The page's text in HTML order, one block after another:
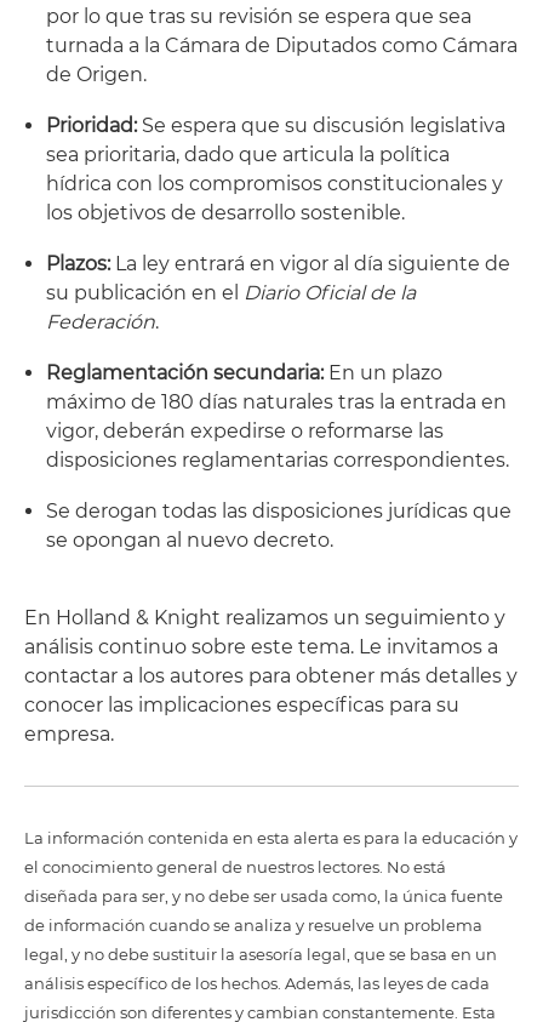
por lo que tras su revisión se espera que sea
turnada a la Cámara de Diputados como Cámara
de Origen.
Prioridad:Se espera que su discusión legislativa
sea prioritaria, dado que articula la política
hídrica con los compromisos constitucionales y
los objetivos de desarrollo sostenible.
Plazos:La ley entrará en vigor al día siguiente de
su publicación en el Diario Oficial de la
Federación.
Reglamentación secundaria:En un plazo
máximo de 180 días naturales tras la entrada en
vigor, deberán expedirse o reformarse las
disposiciones reglamentarias correspondientes.
Se derogan todas las disposiciones jurídicas que
se opongan al nuevo decreto.
En Holland & Knight realizamos un seguimiento y
análisis continuo sobre este tema. Le invitamos a
contactar a los autores para obtener más detalles y
conocer las implicaciones específicas para su
empresa.
La información contenida en esta alerta es para la educación y
el conocimiento general de nuestros lectores. No está
diseñada para ser, y no debe ser usada como, la única fuente
de información cuando se analiza y resuelve un problema
legal, y no debe sustituir la asesoría legal, que se basa en un
análisis específico de los hechos. Además, las leyes de cada
jurisdicción son diferentes y cambian constantemente. Esta